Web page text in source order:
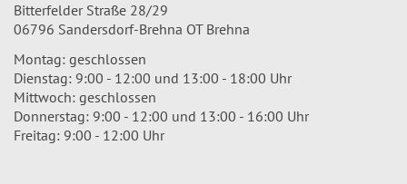
Bitterfelder Straße 28/29
06796 Sandersdorf-Brehna OT Brehna
Montag: geschlossen
Dienstag: 9:00 - 12:00 und 13:00 - 18:00 Uhr
Mittwoch: geschlossen
Donnerstag: 9:00 - 12:00 und 13:00 - 16:00 Uhr
Freitag: 9:00 - 12:00 Uhr